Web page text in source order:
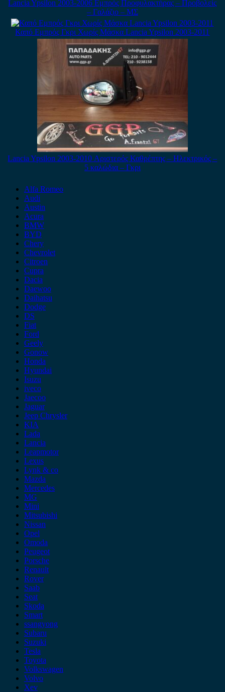
Lancia Ypsilon 2003-2006 Εμπρός Προφυλακτήρας – Προβολείς
– Γαλάζιο – ΜΣ
Καπό Εμπρός Γκρι Χωρίς Μάσκα Lancia Ypsilon 2003-2011
Lancia Ypsilon 2003-2010 Αριστερός Καθρέπτης – Ηλεκτρικός –
5 καλώδια – Γκρι
Alfa Romeo
Audi
Austin
Acura
BMW
BYD
Chery
Chevrolet
Citroen
Cupra
Dacia
Daewoo
Daihatsu
Dodge
DS
Fiat
Ford
Geely
Gonow
Honda
Hyundai
Isuzu
iveco
Jaecoo
Jaguar
Jeep Chrysler
KIA
Lada
Lancia
Leapmotor
Lexus
Lynk & co
Mazda
Mercedes
MG
Mini
Mitsubishi
Nissan
Opel
Omoda
Peugeot
Porsche
Renault
Rover
Saab
Seat
Skoda
Smart
ssangyong
Subaru
Suzuki
Tesla
Toyota
Volkswagen
Volvo
Xev